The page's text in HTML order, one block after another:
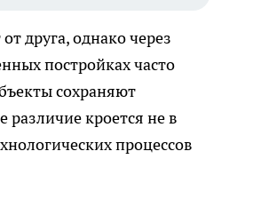
друга, однако через
постройках часто
сохраняют
кроется не в
процессов